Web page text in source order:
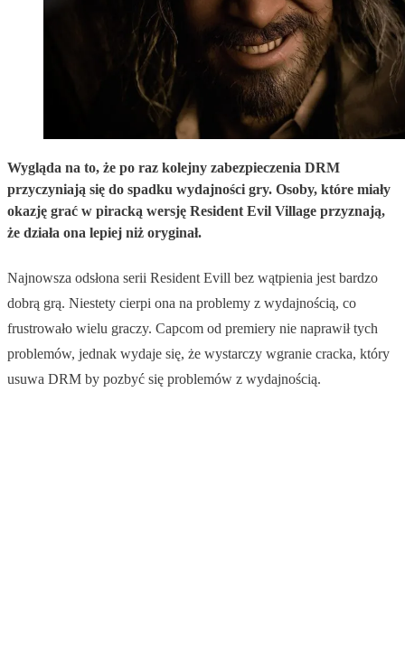
Wygląda na to, że po raz kolejny zabezpieczenia DRM
przyczyniają się do spadku wydajności gry. Osoby, które miały
okazję grać w piracką wersję Resident Evil Village przyznają,
że działa ona lepiej niż oryginał.
Najnowsza odsłona serii Resident Evill bez wątpienia jest bardzo
dobrą grą. Niestety cierpi ona na problemy z wydajnością, co
frustrowało wielu graczy. Capcom od premiery nie naprawił tych
problemów, jednak wydaje się, że wystarczy wgranie cracka, który
usuwa DRM by pozbyć się problemów z wydajnością.